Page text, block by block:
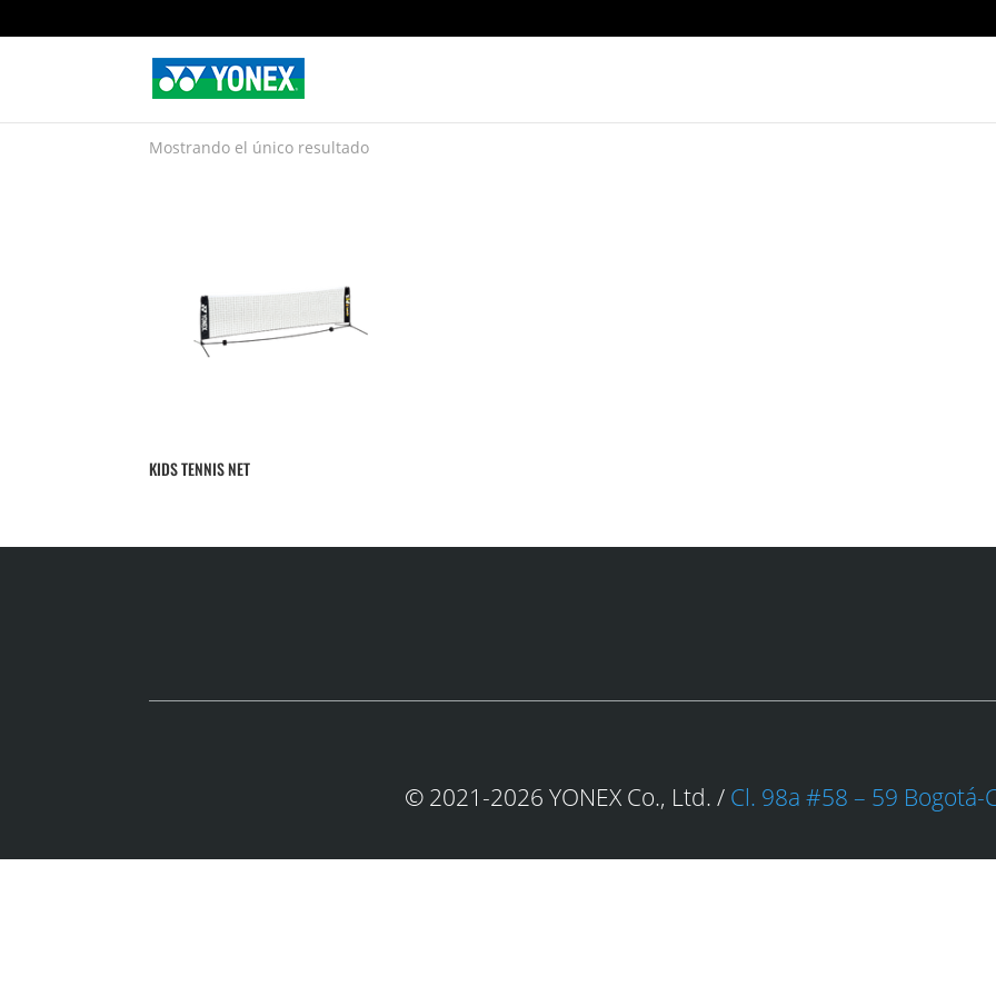
Home»Otros accesorios
Kids tennis net
Mostrando el único resultado
KIDS TENNIS NET
© 2021-2026 YONEX Co., Ltd. /Cl. 98a #58 – 59 Bogotá-